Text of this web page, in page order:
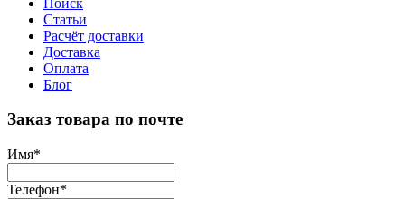
Статьи
Расчёт доставки
Доставка
Оплата
Блог
Заказ товара по почте
Имя*
Телефон*